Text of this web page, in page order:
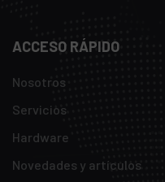
ACCESO RÁPIDO
Nosotros
Servicios
Hardware
Novedades y artículos